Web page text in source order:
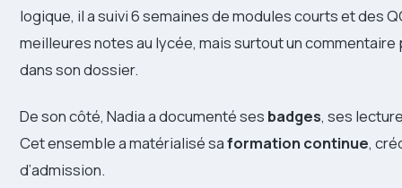
logique, il a suivi 6 semaines de modules courts et des
meilleures notes au lycée, mais surtout un
dans son dossier.
De son côté, Nadia a documenté ses badges, ses
Cet ensemble a matérialisé saformation continue,
d’admission.